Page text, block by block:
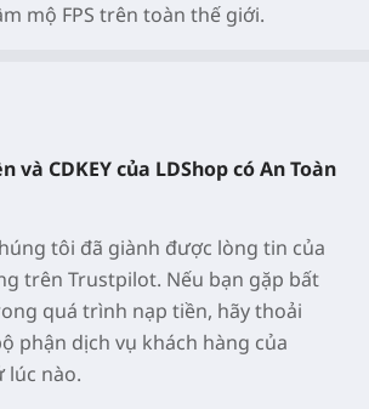
mộ FPS trên toàn thế giới.
và CDKEY của LDShop có An Toàn
tôi đã giành được lòng tin của
trên Trustpilot. Nếu bạn gặp bất
quá trình nạp tiền, hãy thoải
phận dịch vụ khách hàng của
lúc nào.